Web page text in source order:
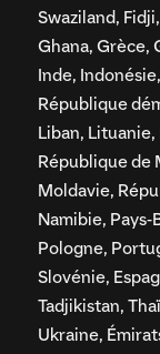
Swaziland,
Ghana, Grèce,
Inde,
République
Liban,
République de
Moldavie,
Namibie, Pays-
Pologne,
Slovénie,
Tadjikistan,
Ukraine,